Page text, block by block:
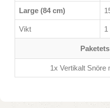
Large (84 cm)
Vikt 1
1x Vertikalt Snöre